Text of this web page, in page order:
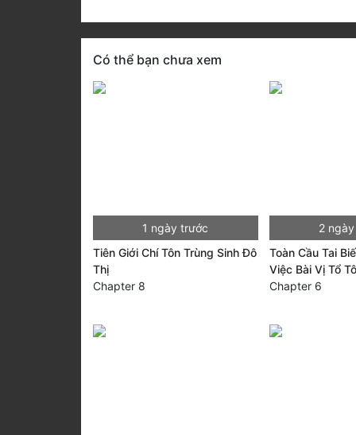
Có thể bạn chưa xem
1 ngày trước
Tiên Giới Chí Tôn Trùng Sinh Đô
Thị
Chapter 8
2
Toàn Cầu Tai
Việc Bài Vị Tổ
Chapter 6